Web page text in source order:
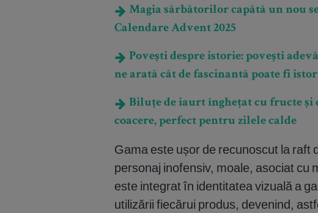
Magia sărbătorilor capătă un nou
Calendare Advent 2025
Povești despre istorie: povești
ne arată cât de fascinantă poate fi
Biluțe de iaurt înghețat cu fructe
coacere, perfect pentru zilele calde
Gama este ușor de recunoscut la raft
personaj inofensiv, moale, asociat cu
este integrat în identitatea vizuală a
utilizării fiecărui produs, devenind,